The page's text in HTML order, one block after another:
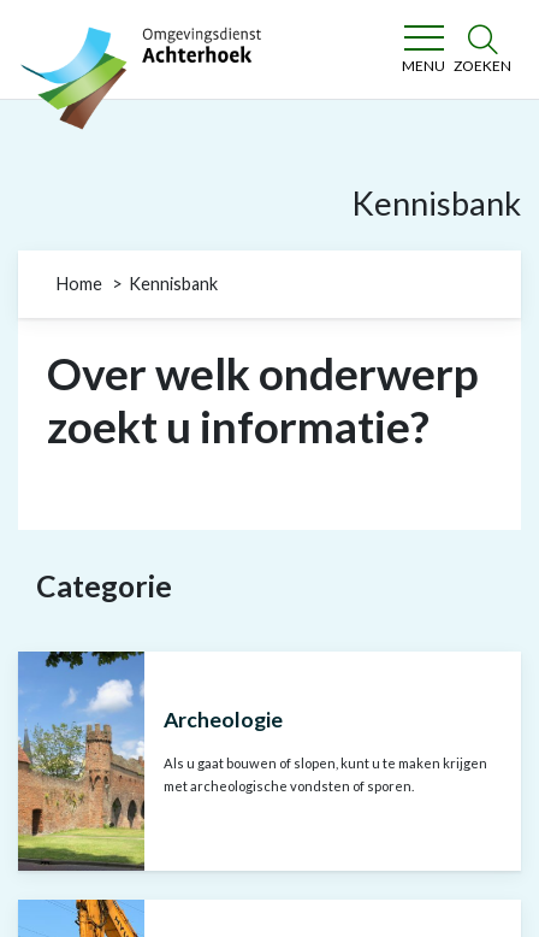
Omgevingsdienst Achterhoek
MENU ZOEKEN
Kennisbank
Home Kennisbank
Over welk onderwerp
zoekt u informatie?
Filters
Categorie
Resultaten
Archeologie
Als u gaat bouwen of slopen, kunt u te maken krijgen
met archeologische vondsten of sporen.